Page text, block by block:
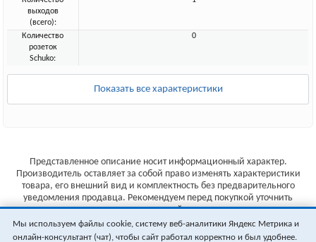
выходов
(всего):
Количество
розеток
Schuko:
0
Показать все характеристики
Представленное описание носит информационный характер.
Производитель оставляет за собой право изменять характеристики
товара, его внешний вид и комплектность без предварительного
уведомления продавца. Рекомендуем перед покупкой уточнить
характеристики товара на сайте производителя.
Указанные цены не являются публичной офертой (ст.435 ГК РФ).
Мы используем файлы cookie, систему веб-аналитики Яндекс Метрика и
онлайн-консультант (чат), чтобы сайт работал корректно и был удобнее.